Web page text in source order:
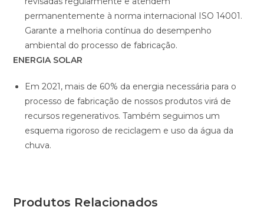
permanentemente à norma internacional ISO 14001.
Garante a melhoria contínua do desempenho
ambiental do processo de fabricação.
ENERGIA SOLAR
Em 2021, mais de 60% da energia necessária para o
processo de fabricação de nossos produtos virá de
recursos regenerativos. Também seguimos um
esquema rigoroso de reciclagem e uso da água da
chuva.
Produtos Relacionados